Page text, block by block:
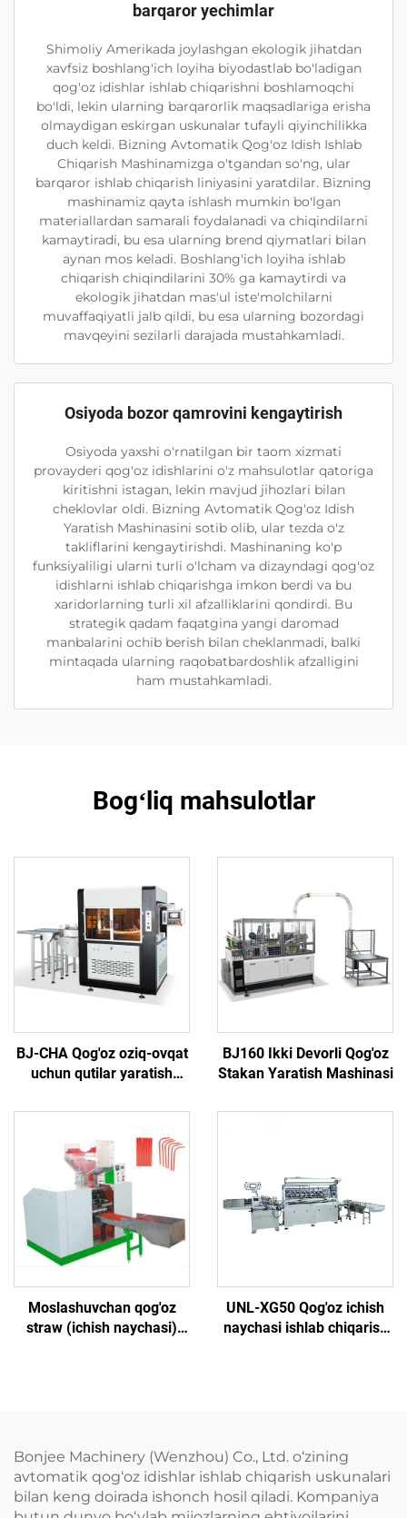
barqaror yechimlar
Shimoliy Amerikada joylashgan ekologik jihatdan
xavfsiz boshlang'ich loyiha biyodastlab bo'ladigan
qog'oz idishlar ishlab chiqarishni boshlamoqchi
bo'ldi, lekin ularning barqarorlik maqsadlariga erisha
olmaydigan eskirgan uskunalar tufayli qiyinchilikka
duch keldi. Bizning Avtomatik Qog'oz Idish Ishlab
Chiqarish Mashinamizga o'tgandan so'ng, ular
barqaror ishlab chiqarish liniyasini yaratdilar. Bizning
mashinamiz qayta ishlash mumkin bo'lgan
materiallardan samarali foydalanadi va chiqindilarni
kamaytiradi, bu esa ularning brend qiymatlari bilan
aynan mos keladi. Boshlang'ich loyiha ishlab
chiqarish chiqindilarini 30% ga kamaytirdi va
ekologik jihatdan mas'ul iste'molchilarni
muvaffaqiyatli jalb qildi, bu esa ularning bozordagi
mavqeyini sezilarli darajada mustahkamladi.
Osiyoda bozor qamrovini kengaytirish
Osiyoda yaxshi o'rnatilgan bir taom xizmati
provayderi qog'oz idishlarini o'z mahsulotlar qatoriga
kiritishni istagan, lekin mavjud jihozlari bilan
cheklovlar oldi. Bizning Avtomatik Qog'oz Idish
Yaratish Mashinasini sotib olib, ular tezda o'z
takliflarini kengaytirishdi. Mashinaning ko'p
funksiyaliligi ularni turli o'lcham va dizayndagi qog'oz
idishlarni ishlab chiqarishga imkon berdi va bu
xaridorlarning turli xil afzalliklarini qondirdi. Bu
strategik qadam faqatgina yangi daromad
manbalarini ochib berish bilan cheklanmadi, balki
mintaqada ularning raqobatbardoshlik afzalligini
ham mustahkamladi.
Bogʻliq mahsulotlar
BJ-CHA Qog'oz oziq-ovqat
uchun qutilar yaratish
BJ160 Ikki Devorli Qog'oz
Stakan Yaratish Mashinasi
Moslashuvchan qog'oz
straw (ichish naychasi)
UNL-XG50 Qog'oz ichish
naychasi ishlab chiqarish
Bonjee Machinery (Wenzhou) Co., Ltd. o‘zining
avtomatik qog‘oz idishlar ishlab chiqarish uskunalari
bilan keng doirada ishonch hosil qiladi. Kompaniya